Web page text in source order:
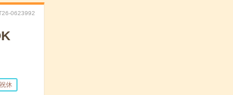
0623992
休